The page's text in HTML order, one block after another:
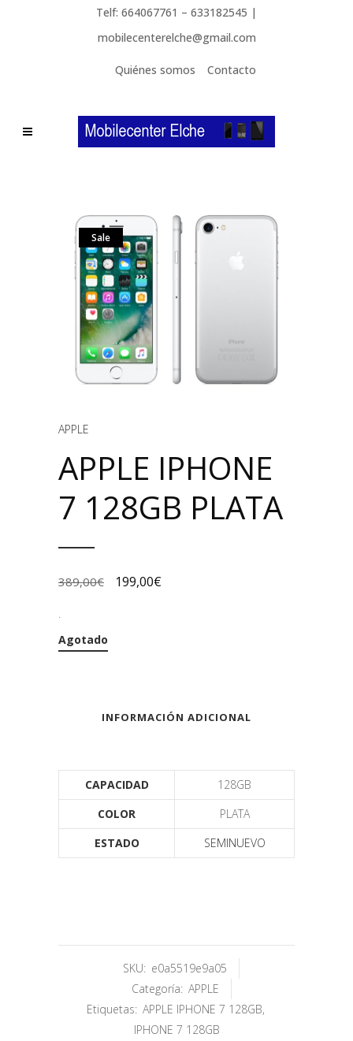
Telf: 664067761 – 633182545 |
mobilecenterelche@gmail.com
Quiénes somos Contacto
Sale
APPLE
APPLE IPHONE
7 128GB PLATA
389,00€ 199,00€
.
Agotado
INFORMACIÓN ADICIONAL
CAPACIDAD
128GB
COLOR
PLATA
ESTADO
SEMINUEVO
SKU: e0a5519e9a05
Categoría: APPLE
Etiquetas: APPLE IPHONE 7 128GB,
IPHONE 7 128GB